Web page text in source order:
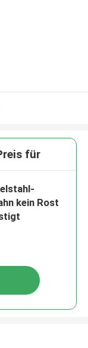
für
kein Rost